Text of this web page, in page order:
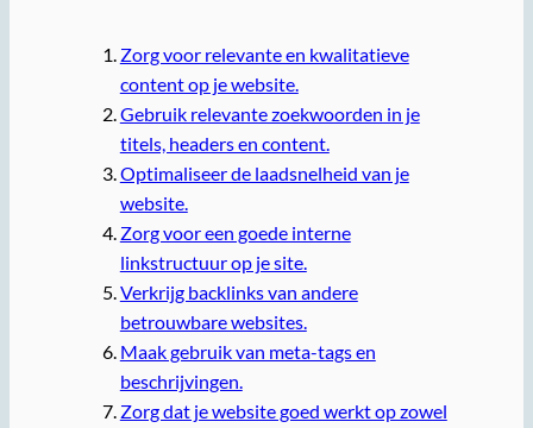
Zorg voor relevante en kwalitatieve
content op je website.
Gebruik relevante zoekwoorden in je
titels, headers en content.
Optimaliseer de laadsnelheid van je
website.
Zorg voor een goede interne
linkstructuur op je site.
Verkrijg backlinks van andere
betrouwbare websites.
Maak gebruik van meta-tags en
beschrijvingen.
Zorg dat je website goed werkt op zowel